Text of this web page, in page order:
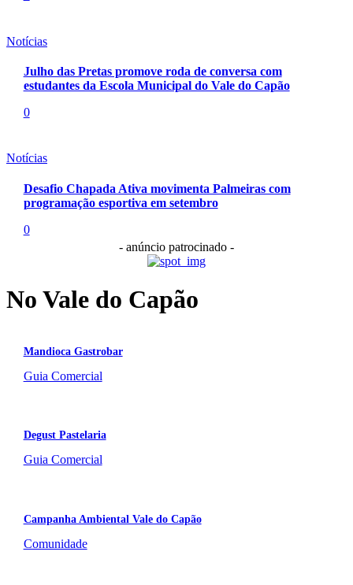
Notícias
Julho das Pretas promove roda de conversa com
estudantes da Escola Municipal do Vale do Capão
0
Notícias
Desafio Chapada Ativa movimenta Palmeiras com
programação esportiva em setembro
0
- anúncio patrocinado -
No Vale do Capão
Mandioca Gastrobar
Guia Comercial
Degust Pastelaria
Guia Comercial
Campanha Ambiental Vale do Capão
Comunidade